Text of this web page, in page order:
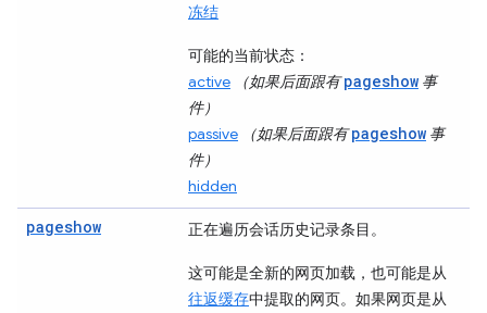
冻结
可能的当前状态 ：
active
（如果后面跟有pageshow 事
件）
passive
（如果后面跟有pageshow 事
件）
hidden
pageshow 正在遍历会话历史记录条目。
这可能是全新的网页加载，也可能是从
往返缓存中提取的网页。如果网页是从